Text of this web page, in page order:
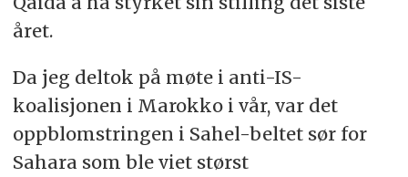
året.
Da jeg deltok på møte i anti-IS-
koalisjonen i Marokko i vår, var det
oppblomstringen i Sahel-beltet sør for
Sahara som ble viet størst